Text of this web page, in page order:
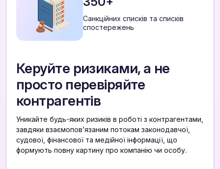
Санкційних списків та списків
спостережень
Керуйте ризиками, а не
просто перевіряйте
контрагентів
Уникайте будь-яких ризиків в роботі з контрагентами,
завдяки взаємоповʼязаним потокам законодавчої,
судової, фінансової та медійної інформації, що
формують повну картину про компанію чи особу.